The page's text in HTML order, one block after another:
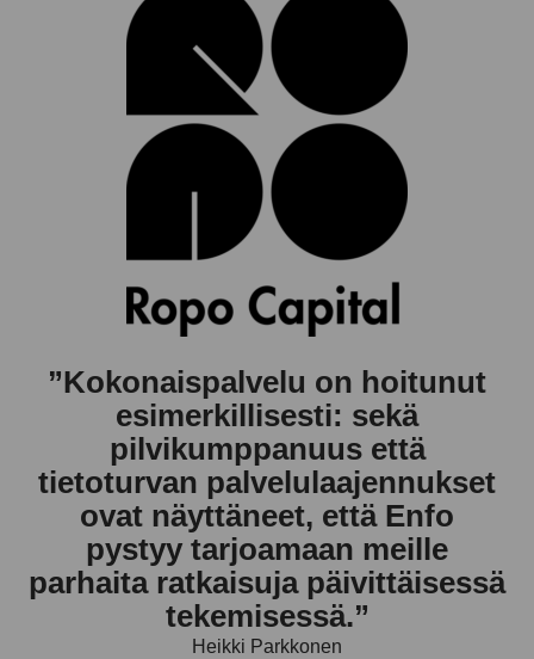
”Kokonaispalvelu on hoitunut
esimerkillisesti: sekä
pilvikumppanuus että
tietoturvan palvelulaajennukset
ovat näyttäneet, että Enfo
pystyy tarjoamaan meille
parhaita ratkaisuja päivittäisessä
tekemisessä.”
Heikki Parkkonen